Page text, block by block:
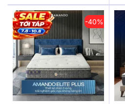
-40%